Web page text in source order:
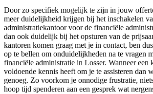
Door zo specifiek mogelijk te zijn in jouw
meer duidelijkheid krijgen bij het inschakelen
administratiekantoor voor de financiële
dan ook duidelijk bij het opsturen van de
kantoren komen graag met je in contact, ben
op te bellen om onduidelijkheden na te vragen
financiële administratie in Losser. Wanneer een
voldoende kennis heeft om je te assisteren dan
genoeg. Zo voorkom je onnodige frustratie,
hoop tijd spenderen aan een gesprek wat